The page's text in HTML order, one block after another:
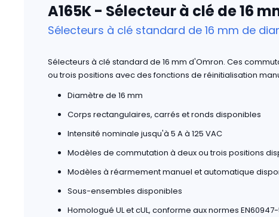
PromotionsA165K - Sélecteur à clé de 16
Sélecteurs à clé standard de 16 mm de
Sélecteurs à clé standard de 16 mm d'Omron. Ces
ou trois positions avec des fonctions de réinitialisation
Diamètre de 16 mm
Corps rectangulaires, carrés et ronds disponibles
Intensité nominale jusqu'à 5 A à 125 VAC
Modèles de commutation à deux ou trois positions
Modèles à réarmement manuel et automatique
Sous-ensembles disponibles
Homologué UL et cUL, conforme aux normes